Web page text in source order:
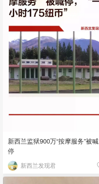
新西兰监狱900万“按摩服务”被喊
停
新西兰发现君